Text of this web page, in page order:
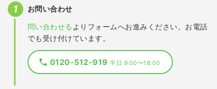
お問い合わせ
問い合わせる よりフォームへお進みください。お電話
でも受け付けています。
0120-512-919平日 9:00〜18:00